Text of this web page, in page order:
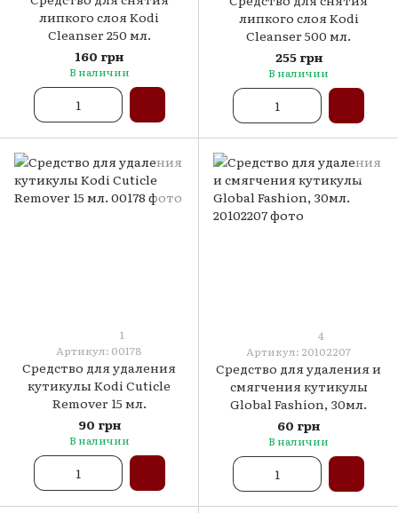
липкого слоя Kodi
Cleanser 250 мл.
160 грн
В наличии
липкого слоя Kodi
Cleanser 500 мл.
255 грн
В наличии
1
Артикул: 00178
Средство для удаления
кутикулы Kodi Cuticle
Remover 15 мл.
90 грн
В наличии
4
Артикул: 20102207
Средство для удаления и
смягчения кутикулы
Global Fashion, 30мл.
60 грн
В наличии